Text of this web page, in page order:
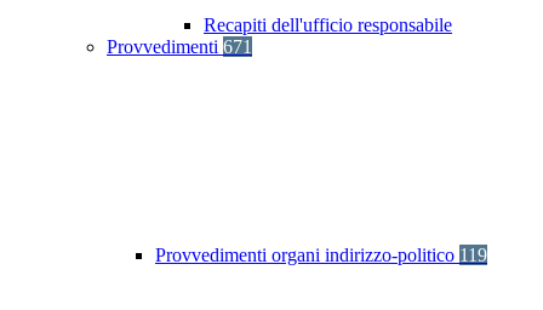
Recapiti dell'ufficio responsabile
Provvedimenti 671
Provvedimenti organi indirizzo-politico 119